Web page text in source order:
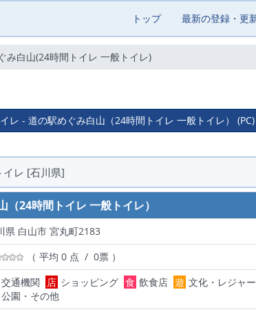
トップ 最新の登録・更
み白山(24時間トイレ 一般トイレ)
レ - 道の駅めぐみ白山（24時間トイレ 一般トイレ） (PC)
イレ [石川県]
（24時間トイレ 一般トイレ）
県 白山市 宮丸町2183
（ 平均 0 点 / 0票 ）
交通機関 店 ショッピング 食 飲食店 遊 文化・レジャ
公園・その他